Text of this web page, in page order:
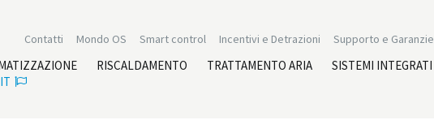
Supporto e Garanzie
Incentivi e Detrazioni
Smart control
Mondo OS
Contatti
RISCALDAMENTO TRATTAMENTO ARIA SISTEMI INTEGRATI
IT